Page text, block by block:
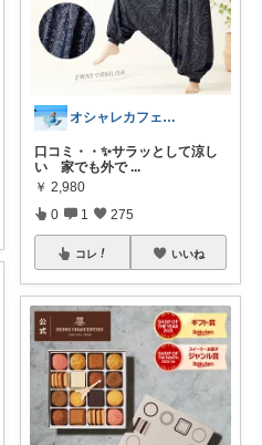
オシャレカフェAtsu🎗 最高の１日を
口コミ・・✨サラッとして涼し
い 家でも外で ...
￥ 2,980
0 1 275
コレ いいね